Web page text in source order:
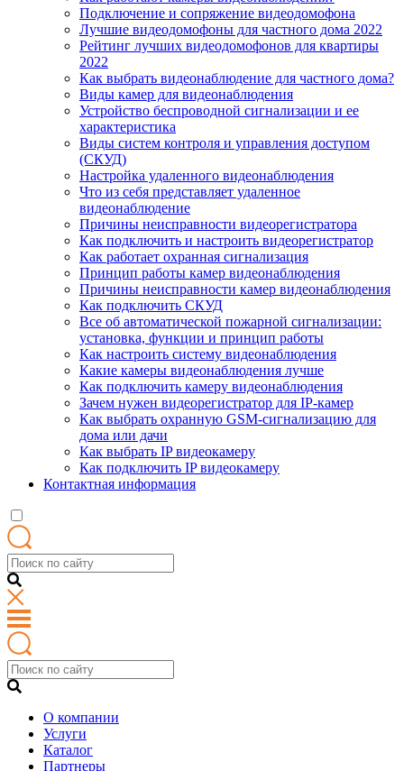
Подключение и сопряжение видеодомофона
Лучшие видеодомофоны для частного дома 2022
Рейтинг лучших видеодомофонов для квартиры
2022
Как выбрать видеонаблюдение для частного дома?
Виды камер для видеонаблюдения
Устройство беспроводной сигнализации и ее
характеристика
Виды систем контроля и управления доступом
(СКУД)
Настройка удаленного видеонаблюдения
Что из себя представляет удаленное
видеонаблюдение
Причины неисправности видеорегистратора
Как подключить и настроить видеорегистратор
Как работает охранная сигнализация
Принцип работы камер видеонаблюдения
Причины неисправности камер видеонаблюдения
Как подключить СКУД
Все об автоматической пожарной сигнализации:
установка, функции и принцип работы
Как настроить систему видеонаблюдения
Какие камеры видеонаблюдения лучше
Как подключить камеру видеонаблюдения
Зачем нужен видеорегистратор для IP-камер
Как выбрать охранную GSM-сигнализацию для
дома или дачи
Как выбрать IP видеокамеру
Как подключить IP видеокамеру
Контактная информация
О компании
Услуги
Каталог
Партнеры